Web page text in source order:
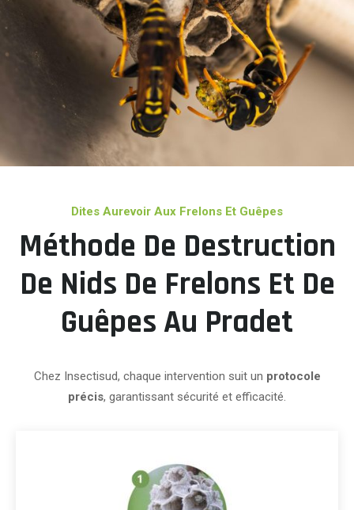
Dites Aurevoir Aux Frelons Et Guêpes
Méthode De Destruction
De Nids De Frelons Et De
Guêpes Au Pradet
Chez Insectisud, chaque intervention suit un protocole
précis, garantissant sécurité et efficacité.